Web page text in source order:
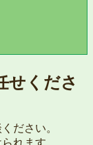
せくださ
ださい。